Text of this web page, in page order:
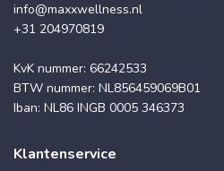
info@maxxwellness.nl
+31 204970819
KvK nummer: 66242533
BTW nummer: NL856459069B01
Iban: NL86 INGB 0005 346373
Klantenservice